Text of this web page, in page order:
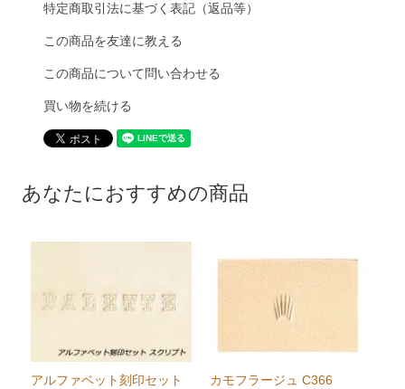
特定商取引法に基づく表記（返品等）
この商品を友達に教える
この商品について問い合わせる
買い物を続ける
あなたにおすすめの商品
アルファベット刻印セット
カモフラージュ C366